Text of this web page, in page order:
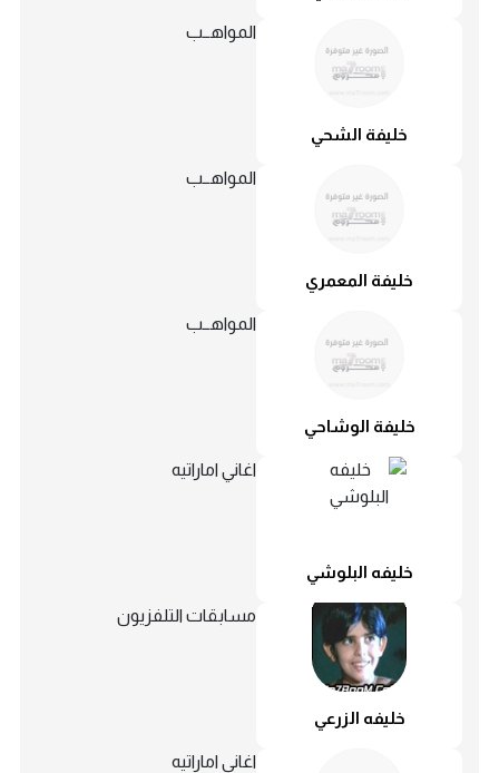
خليفة الشحي
المواهــب
خليفة المعمري
المواهــب
خليفة الوشاحي
المواهــب
خليفه البلوشي
اغاني اماراتيه
خليفه الزرعي
مسابقات التلفزيون
اغاني اماراتيه